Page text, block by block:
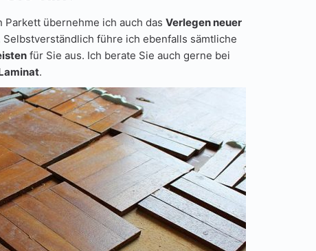
Parkett übernehme ich auch das Verlegen neuer
Selbstverständlich führe ich ebenfalls sämtliche
für Sie aus. Ich berate Sie auch gerne bei
.